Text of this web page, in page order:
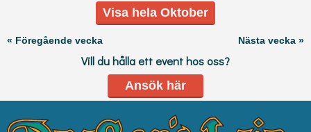
Visa hela Oktober
« Föregående vecka Nästa vecka »
Vill du hålla ett event hos oss?
Ansök här